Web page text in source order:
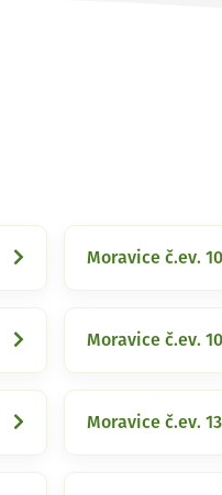
Moravice č.ev.
Moravice č.ev.
Moravice č.ev. 13